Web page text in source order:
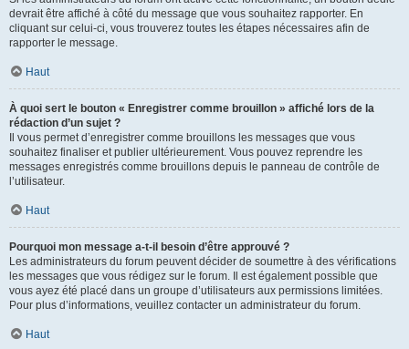
devrait être affiché à côté du message que vous souhaitez rapporter. En
cliquant sur celui-ci, vous trouverez toutes les étapes nécessaires afin de
rapporter le message.
Haut
À quoi sert le bouton « Enregistrer comme brouillon » affiché lors de la
rédaction d’un sujet ?
Il vous permet d’enregistrer comme brouillons les messages que vous
souhaitez finaliser et publier ultérieurement. Vous pouvez reprendre les
messages enregistrés comme brouillons depuis le panneau de contrôle de
l’utilisateur.
Haut
Pourquoi mon message a-t-il besoin d’être approuvé ?
Les administrateurs du forum peuvent décider de soumettre à des vérifications
les messages que vous rédigez sur le forum. Il est également possible que
vous ayez été placé dans un groupe d’utilisateurs aux permissions limitées.
Pour plus d’informations, veuillez contacter un administrateur du forum.
Haut